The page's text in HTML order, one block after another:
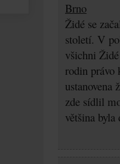
Brno
Židé se
století. V
všichni
rodin právo
ustanovena
zde sídlil
většina